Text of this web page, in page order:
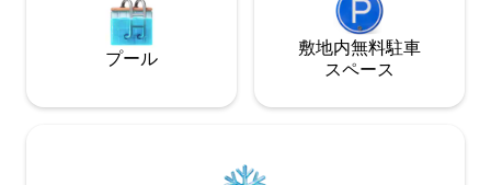
プール
敷地内無料駐⁠車
ス⁠ペ⁠ー⁠ス